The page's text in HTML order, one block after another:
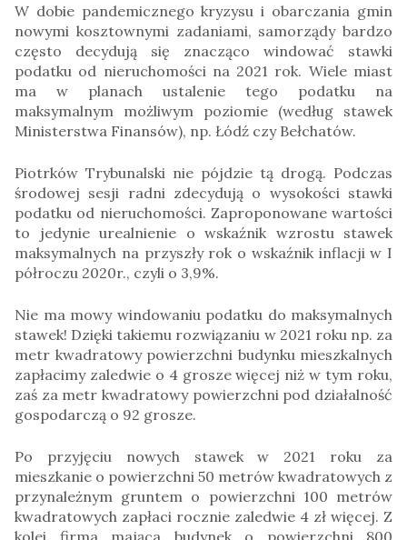
W dobie pandemicznego kryzysu i obarczania gmin
nowymi kosztownymi zadaniami, samorządy bardzo
często decydują się znacząco windować stawki
podatku od nieruchomości na 2021 rok. Wiele miast
ma w planach ustalenie tego podatku na
maksymalnym możliwym poziomie (według stawek
Ministerstwa Finansów), np. Łódź czy Bełchatów.
Piotrków Trybunalski nie pójdzie tą drogą. Podczas
środowej sesji radni zdecydują o wysokości stawki
podatku od nieruchomości. Zaproponowane wartości
to jedynie urealnienie o wskaźnik wzrostu stawek
maksymalnych na przyszły rok o wskaźnik inflacji w I
półroczu 2020r., czyli o 3,9%.
Nie ma mowy windowaniu podatku do maksymalnych
stawek! Dzięki takiemu rozwiązaniu w 2021 roku np. za
metr kwadratowy powierzchni budynku mieszkalnych
zapłacimy zaledwie o 4 grosze więcej niż w tym roku,
zaś za metr kwadratowy powierzchni pod działalność
gospodarczą o 92 grosze.
Po przyjęciu nowych stawek w 2021 roku za
mieszkanie o powierzchni 50 metrów kwadratowych z
przynależnym gruntem o powierzchni 100 metrów
kwadratowych zapłaci rocznie zaledwie 4 zł więcej. Z
kolei firma mająca budynek o powierzchni 800